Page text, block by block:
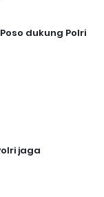
dukung Polri
jaga